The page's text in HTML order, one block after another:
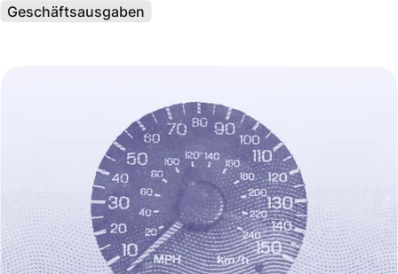
Geschäftsausgaben